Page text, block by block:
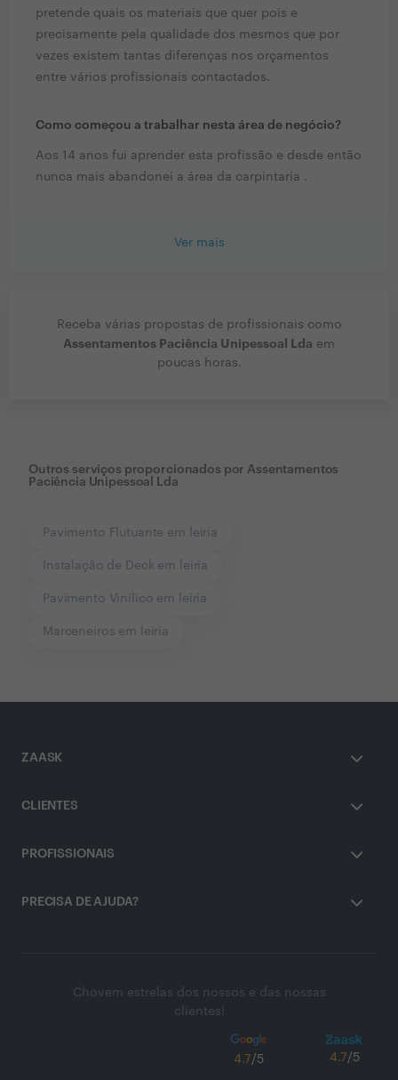
pretende quais os materiais que quer pois e
precisamente pela qualidade dos mesmos que por
vezes existem tantas diferenças nos orçamentos
entre vários profissionais contactados.
Como começou a trabalhar nesta área de negócio?
Aos 14 anos fui aprender esta profissão e desde então
nunca mais abandonei a área da carpintaria .
Ver mais
Receba várias propostas de profissionais como
Assentamentos Paciência Unipessoal Lda em
poucas horas.
Outros serviços proporcionados por Assentamentos
Paciência Unipessoal Lda
Pavimento Flutuante em leiria
Instalação de Deck em leiria
Pavimento Vinílico em leiria
Marceneiros em leiria
ZAASK
CLIENTES
PROFISSIONAIS
PRECISA DE AJUDA?
Chovem estrelas dos nossos e das nossas
clientes!
4.7/5 4.7/5